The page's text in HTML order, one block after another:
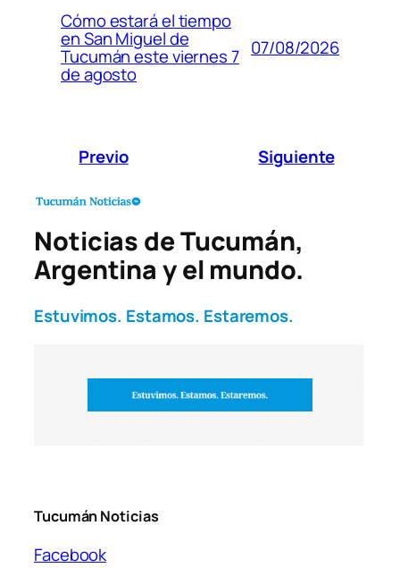
Cómo estará el tiempo
en San Miguel de
Tucumán este viernes 7
de agosto
07/08/2026
Previo Siguiente
Noticias de Tucumán,
Argentina y el mundo.
Estuvimos. Estamos. Estaremos.
Tucumán Noticias
Facebook